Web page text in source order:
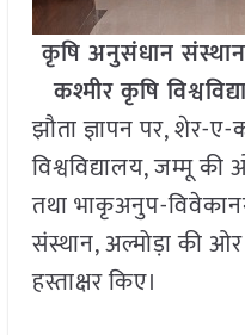
कृषि अनुसंधान
कश्मीर कृषि
झौता ज्ञापन पर, शेर-ए-
विश्वविद्यालय, जम्मू
तथा भाकृअनुप-
संस्थान, अल्मोड़ा की
हस्ताक्षर किए।